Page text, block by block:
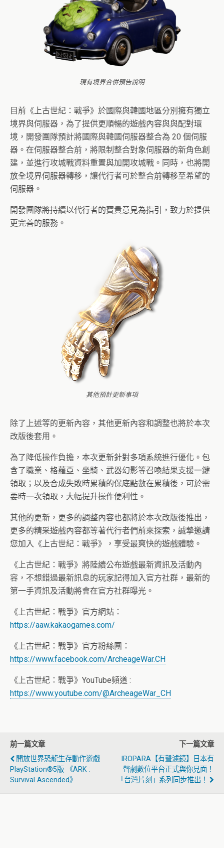
現有境界合併預告說明
目前《上古世紀：戰爭》於國際與韓國地區分別擁有獨立
境界與伺服器，為了提供更順暢的遊戲內容與與配對環
境，開發團隊預計將國際與韓國伺服器整合為 20 個伺服
器。在伺服器整合前，將限制整合對象伺服器的新角色創
建，並進行攻城戰資料重置與加開攻城戰。同時，也將開
放全境界伺服器轉移，讓代行者可於整合前轉移至希望的
伺服器。
開發團隊將持續以代行者的寶貴意見為指引，致力於提供
更完善的服務。
其他預計更新事項
除了上述等的更新內容，其他更新內容和調整也將於本次
改版後套用。
為了降低操作負擔，本次更新針對多項系統進行優化。包
含了職業、格蘿亞、坐騎、武器幻影等召喚結果支援一鍵
領取；以及合成失敗時累積的保底點數在累積後，可於需
要時一次領取，大幅提升操作便利性。
其他的更新，更多的調整內容也都將於本次改版後推出，
更多的精采遊戲內容都等著代行者們前來探索，誠摯邀請
您加入《上古世紀：戰爭》，享受最爽快的遊戲體驗。
《上古世紀：戰爭》將陸續公布遊戲最新資訊及活動內
容，不想錯過最新訊息的玩家記得加入官方社群，最新的
第一手資訊及活動將會在官方社群曝光。
《上古世紀：戰爭》官方網站：
https://aaw.kakaogames.com/
《上古世紀：戰爭》官方粉絲團：
https://www.facebook.com/ArcheageWar.CH
《上古世紀：戰爭》YouTube頻道 :
https://www.youtube.com/@ArcheageWar_CH
前一篇文章
開放世界恐龍生存動作遊戲
PlayStation®5版 《ARK :
Survival Ascended》
下一篇文章
IROPARA【有聲濾鏡】日本有
聲劇數位平台正式與你見面！
「台灣片刻」系列同步推出！